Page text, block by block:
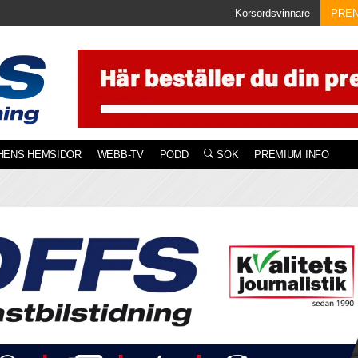
Korsordsvinnare
HEMSIDOR WEBB-TV PODD SÖK PREMIUM INFO